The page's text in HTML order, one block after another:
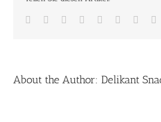
Facebook
TwitterLinkedin
Reddit TumblrGoogleplus
About the Author: Delikant